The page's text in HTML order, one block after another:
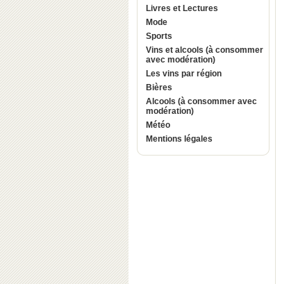
Livres et Lectures
Mode
Sports
Vins et alcools (à consommer
avec modération)
Les vins par région
Bières
Alcools (à consommer avec
modération)
Météo
Mentions légales